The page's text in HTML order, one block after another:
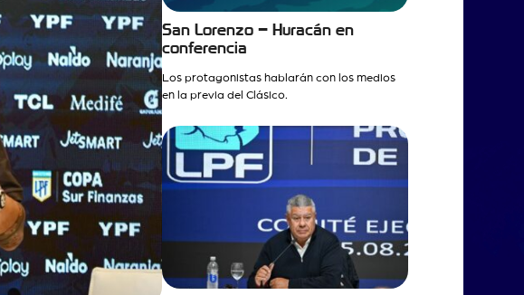
San Lorenzo – Huracán en
conferencia
Los protagonistas hablarán con los medios
en la previa del Clásico.